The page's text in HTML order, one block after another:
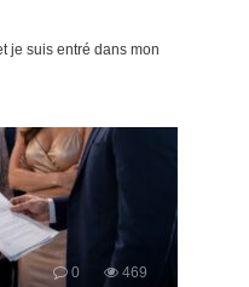
je suis entré dans mon
0 469